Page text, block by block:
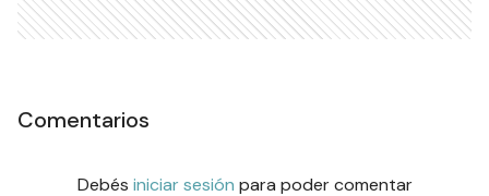
Comentarios
Debés iniciar sesión para poder comentar